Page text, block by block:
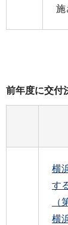
施
前年度に交付
横
す
（
横